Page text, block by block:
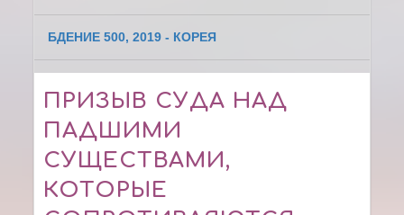
БДЕНИЕ 500, 2019 - КОРЕЯ
ПРИЗЫВ СУДА НАД
ПАДШИМИ
СУЩЕСТВАМИ,
КОТОРЫЕ